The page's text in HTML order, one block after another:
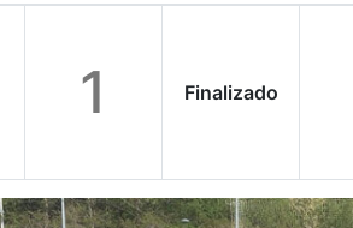
1 Finalizado